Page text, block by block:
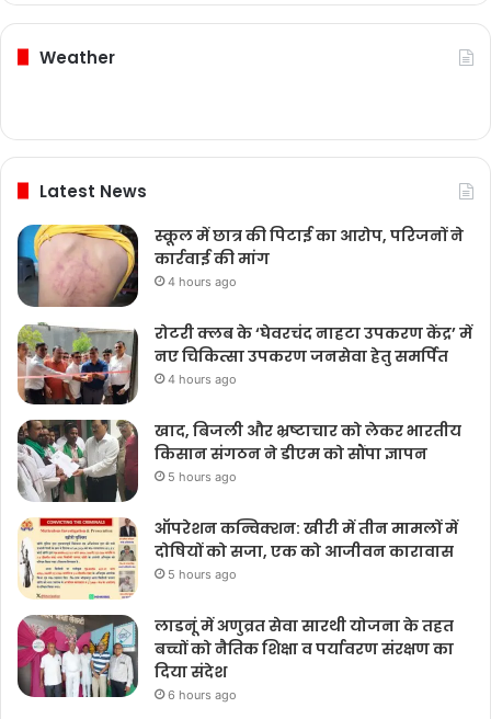
Weather
Latest News
स्कूल में छात्र की पिटाई का आरोप, परिजनों ने
कार्रवाई की मांग
4 hours ago
रोटरी क्लब के ‘घेवरचंद नाहटा उपकरण केंद्र’ में
नए चिकित्सा उपकरण जनसेवा हेतु समर्पित
4 hours ago
खाद, बिजली और भ्रष्टाचार को लेकर भारतीय
किसान संगठन ने डीएम को सौंपा ज्ञापन
5 hours ago
ऑपरेशन कन्विक्शन: खीरी में तीन मामलों में
दोषियों को सजा, एक को आजीवन कारावास
5 hours ago
लाडनूं में अणुव्रत सेवा सारथी योजना के तहत
बच्चों को नैतिक शिक्षा व पर्यावरण संरक्षण का
दिया संदेश
6 hours ago